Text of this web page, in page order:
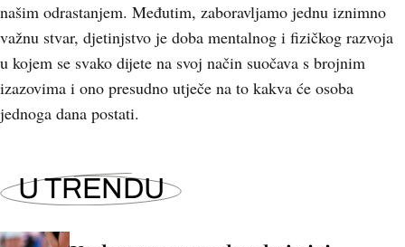
našim odrastanjem. Međutim, zaboravljamo jednu iznimno
važnu stvar, djetinjstvo je doba mentalnog i fizičkog razvoja
u kojem se svako dijete na svoj način suočava s brojnim
izazovima i ono presudno utječe na to kakva će osoba
jednoga dana postati.
U TRENDU